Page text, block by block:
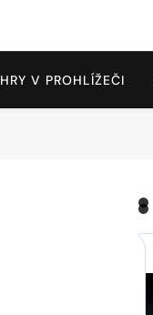
HRY V PROHLÍŽEČI